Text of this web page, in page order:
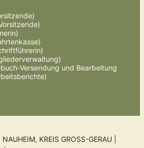
Versendung und Bearbeitung
KREIS GROSS-GERAU | 2